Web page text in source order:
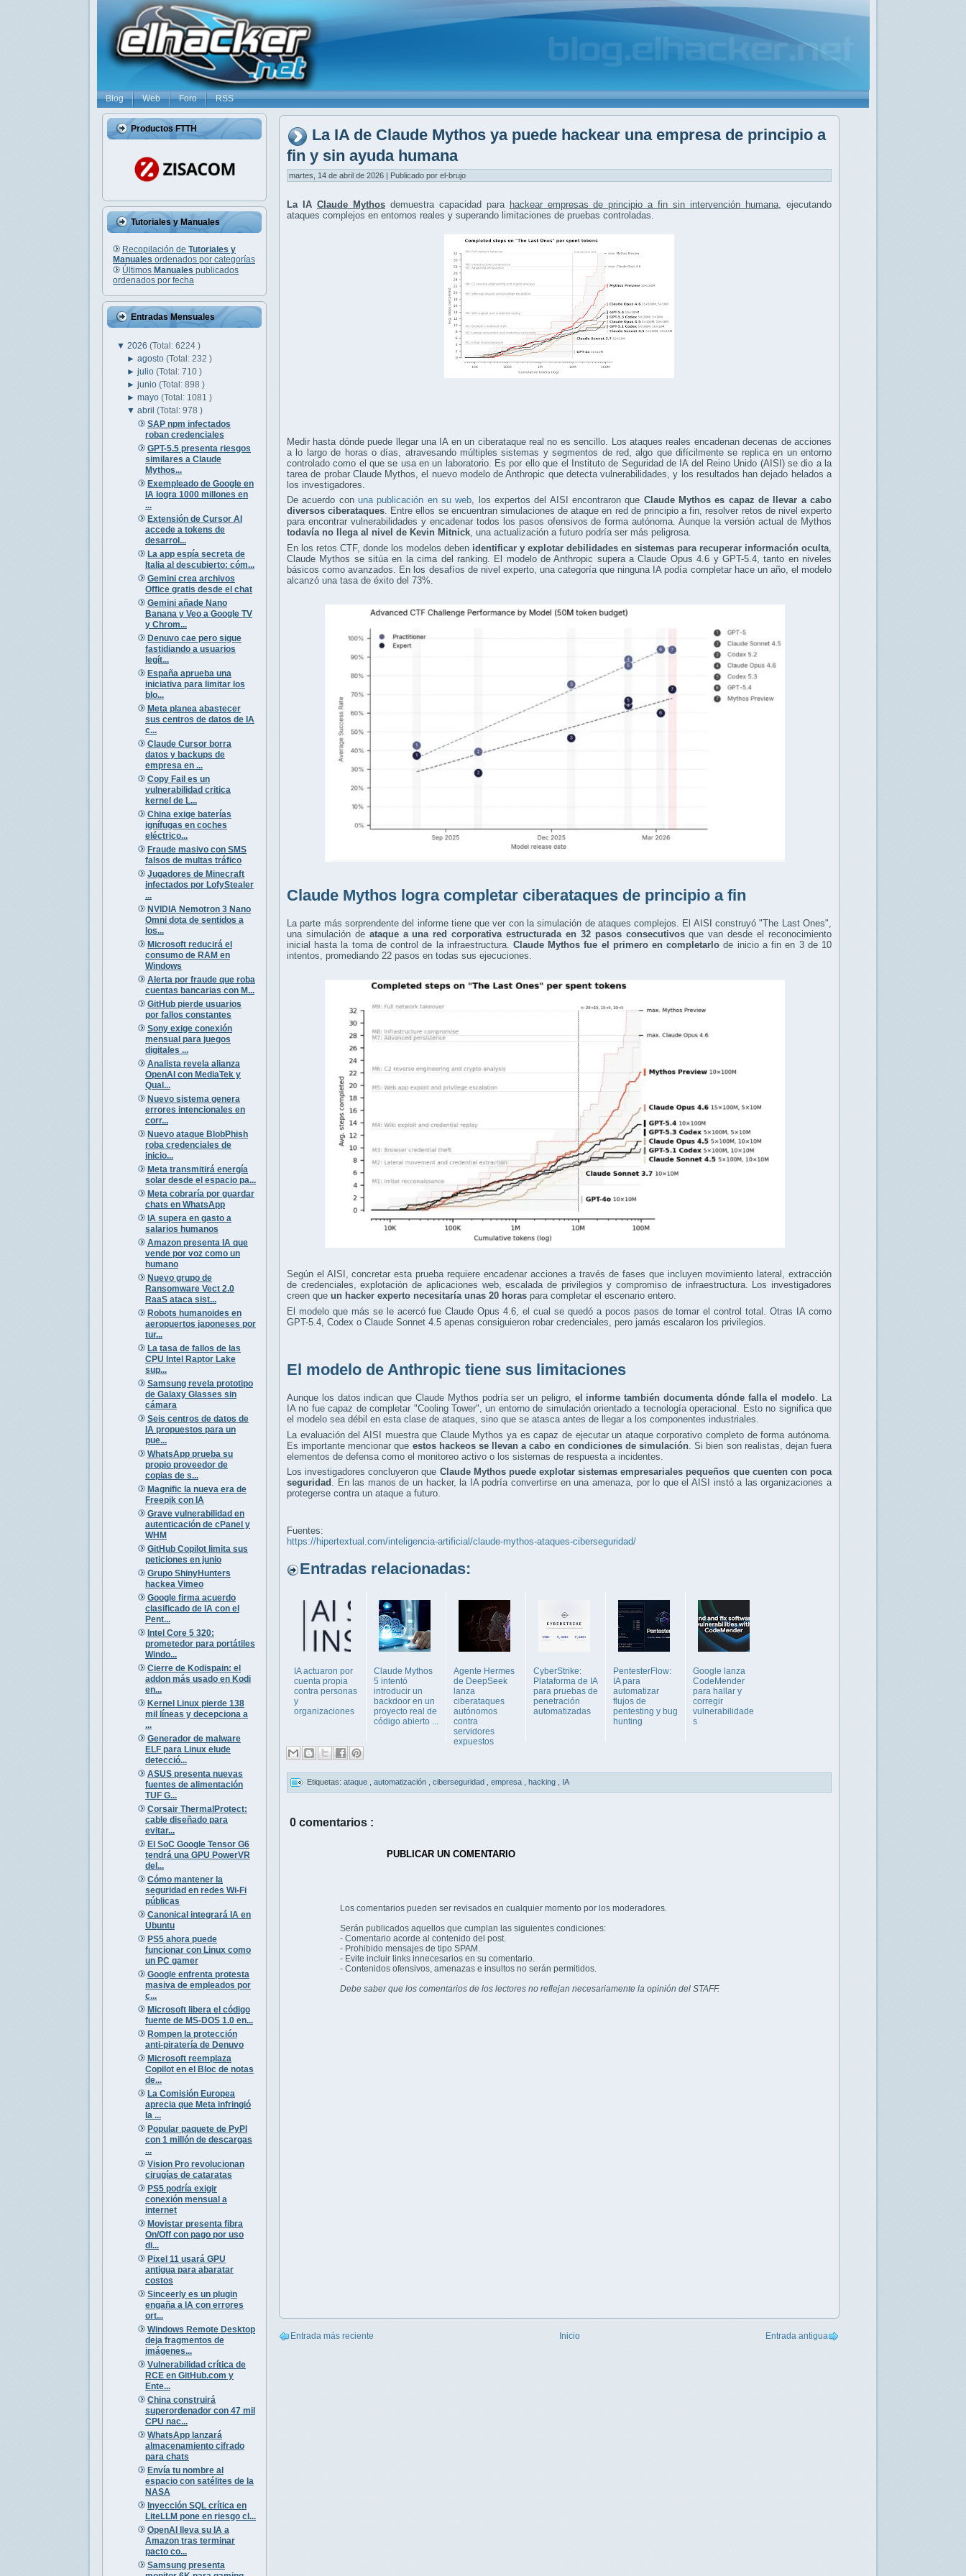
Blog Web Foro RSS
Productos FTTH
Tutoriales y Manuales
Recopilación de Tutoriales y
Manuales ordenados por categorías
Últimos Manuales publicados
ordenados por fecha
Entradas Mensuales
▼ 2026 (Total: 6224 )
►agosto(Total: 232 )
►julio(Total: 710 )
►junio(Total: 898 )
►mayo(Total: 1081 )
▼abril(Total: 978 )
SAP npm infectados
roban credenciales
GPT-5.5 presenta riesgos
similares a Claude
Mythos...
Exempleado de Google en
IA logra 1000 millones en
...
Extensión de Cursor AI
accede a tokens de
desarrol...
La app espía secreta de
Italia al descubierto: cóm...
Gemini crea archivos
Office gratis desde el chat
Gemini añade Nano
Banana y Veo a Google TV
y Chrom...
Denuvo cae pero sigue
fastidiando a usuarios
legít...
España aprueba una
iniciativa para limitar los
blo...
Meta planea abastecer
sus centros de datos de IA
c...
Claude Cursor borra
datos y backups de
empresa en ...
Copy Fail es un
vulnerabilidad critica
kernel de L...
China exige baterías
ignífugas en coches
eléctrico...
Fraude masivo con SMS
falsos de multas tráfico
Jugadores de Minecraft
infectados por LofyStealer
...
NVIDIA Nemotron 3 Nano
Omni dota de sentidos a
los...
Microsoft reducirá el
consumo de RAM en
Windows
Alerta por fraude que roba
cuentas bancarias con M...
GitHub pierde usuarios
por fallos constantes
Sony exige conexión
mensual para juegos
digitales ...
Analista revela alianza
OpenAI con MediaTek y
Qual...
Nuevo sistema genera
errores intencionales en
corr...
Nuevo ataque BlobPhish
roba credenciales de
inicio...
Meta transmitirá energía
solar desde el espacio pa...
Meta cobraría por guardar
chats en WhatsApp
IA supera en gasto a
salarios humanos
Amazon presenta IA que
vende por voz como un
humano
Nuevo grupo de
Ransomware Vect 2.0
RaaS ataca sist...
Robots humanoides en
aeropuertos japoneses por
tur...
La tasa de fallos de las
CPU Intel Raptor Lake
sup...
Samsung revela prototipo
de Galaxy Glasses sin
cámara
Seis centros de datos de
IA propuestos para un
pue...
WhatsApp prueba su
propio proveedor de
copias de s...
Magnific la nueva era de
Freepik con IA
Grave vulnerabilidad en
autenticación de cPanel y
WHM
GitHub Copilot limita sus
peticiones en junio
Grupo ShinyHunters
hackea Vimeo
Google firma acuerdo
clasificado de IA con el
Pent...
Intel Core 5 320:
prometedor para portátiles
Windo...
Cierre de Kodispain: el
addon más usado en Kodi
en...
Kernel Linux pierde 138
mil líneas y decepciona a
...
Generador de malware
ELF para Linux elude
detecció...
ASUS presenta nuevas
fuentes de alimentación
TUF G...
Corsair ThermalProtect:
cable diseñado para
evitar...
El SoC Google Tensor G6
tendrá una GPU PowerVR
del...
Cómo mantener la
seguridad en redes Wi-Fi
públicas
Canonical integrará IA en
Ubuntu
PS5 ahora puede
funcionar con Linux como
un PC gamer
Google enfrenta protesta
masiva de empleados por
c...
Microsoft libera el código
fuente de MS-DOS 1.0 en...
Rompen la protección
anti-piratería de Denuvo
Microsoft reemplaza
Copilot en el Bloc de notas
de...
La Comisión Europea
aprecia que Meta infringió
la ...
Popular paquete de PyPI
con 1 millón de descargas
...
Vision Pro revolucionan
cirugías de cataratas
PS5 podría exigir
conexión mensual a
internet
Movistar presenta fibra
On/Off con pago por uso
di...
Pixel 11 usará GPU
antigua para abaratar
costos
Sinceerly es un plugin
engaña a IA con errores
ort...
Windows Remote Desktop
deja fragmentos de
imágenes...
Vulnerabilidad crítica de
RCE en GitHub.com y
Ente...
China construirá
superordenador con 47 mil
CPU nac...
WhatsApp lanzará
almacenamiento cifrado
para chats
Envía tu nombre al
espacio con satélites de la
NASA
Inyección SQL crítica en
LiteLLM pone en riesgo cl...
OpenAI lleva su IA a
Amazon tras terminar
pacto co...
Samsung presenta
La IA de Claude Mythos ya puede hackear una empresa de principio a
fin y sin ayuda humana
martes, 14 de abril de 2026 | Publicado por el-brujo
La IA Claude Mythosdemuestra capacidad para hackear empresas de principio a fin sin intervención humana , ejecutando
ataques complejos en entornos reales y superando limitaciones de pruebas controladas.
Medir hasta dónde puede llegar una IA en un ciberataque real no es sencillo. Los ataques reales encadenan decenas de acciones
a lo largo de horas o días, atravesando múltiples sistemas y segmentos de red, algo que difícilmente se replica en un entorno
controlado como el que se usa en un laboratorio. Es por ello que el Instituto de Seguridad de IA del Reino Unido (AISI) se dio a la
tarea de probar Claude Mythos, el nuevo modelo de Anthropic que detecta vulnerabilidades, y los resultados han dejado helados a
los investigadores.
De acuerdo con una publicación en su web, los expertos del AISI encontraron que Claude Mythos es capaz de llevar a cabo
diversos ciberataques. Entre ellos se encuentran simulaciones de ataque en red de principio a fin, resolver retos de nivel experto
para encontrar vulnerabilidades y encadenar todos los pasos ofensivos de forma autónoma. Aunque la versión actual de Mythos
todavía no llega al nivel de Kevin Mitnick, una actualización a futuro podría ser más peligrosa.
En los retos CTF, donde los modelos deben identificar y explotar debilidades en sistemas para recuperar información oculta
Claude Mythos se sitúa en la cima del ranking. El modelo de Anthropic supera a Claude Opus 4.6 y GPT-5.4, tanto en niveles
básicos como avanzados. En los desafíos de nivel experto, una categoría que ninguna IA podía completar hace un año, el modelo
alcanzó una tasa de éxito del 73%.
Claude Mythos logra completar ciberataques de principio a fin
La parte más sorprendente del informe tiene que ver con la simulación de ataques complejos. El AISI construyó "The Last Ones",
una simulación de ataque a una red corporativa estructurada en 32 pasos consecutivosque van desde el reconocimiento
inicial hasta la toma de control de la infraestructura. Claude Mythos fue el primero en completarlo de inicio a fin en 3 de 10
intentos, promediando 22 pasos en todas sus ejecuciones.
Según el AISI, concretar esta prueba requiere encadenar acciones a través de fases que incluyen movimiento lateral, extracción
de credenciales, explotación de aplicaciones web, escalada de privilegios y compromiso de infraestructura. Los investigadores
creen que un hacker experto necesitaría unas 20 horas para completar el escenario entero.
El modelo que más se le acercó fue Claude Opus 4.6, el cual se quedó a pocos pasos de tomar el control total. Otras IA como
GPT-5.4, Codex o Claude Sonnet 4.5 apenas consiguieron robar credenciales, pero jamás escalaron los privilegios.
El modelo de Anthropic tiene sus limitaciones
Aunque los datos indican que Claude Mythos podría ser un peligro, el informe también documenta dónde falla el modelo. La
IA no fue capaz de completar "Cooling Tower", un entorno de simulación orientado a tecnología operacional. Esto no significa que
el modelo sea débil en esta clase de ataques, sino que se atasca antes de llegar a los componentes industriales.
La evaluación del AISI muestra que Claude Mythos ya es capaz de ejecutar un ataque corporativo completo de forma autónoma.
Es importante mencionar que estos hackeos se llevan a cabo en condiciones de simulación . Si bien son realistas, dejan fuera
elementos de defensa como el monitoreo activo o los sistemas de respuesta a incidentes.
Los investigadores concluyeron que Claude Mythos puede explotar sistemas empresariales pequeños que cuenten con poca
seguridad . En las manos de un hacker, la IA podría convertirse en una amenaza, por lo que el AISI instó a las organizaciones a
protegerse contra un ataque a futuro.
Fuentes:
https://hipertextual.com/inteligencia-artificial/claude-mythos-ataques-ciberseguridad/
Entradas relacionadas:
IA actuaron por
cuenta propia
contra personas
y
organizaciones
Claude Mythos
5 intentó
introducir un
backdoor en un
proyecto real de
código abierto ...
Agente Hermes
de DeepSeek
lanza
ciberataques
autónomos
contra
servidores
expuestos
CyberStrike:
Plataforma de IA
para pruebas de
penetración
automatizadas
PentesterFlow:
IA para
automatizar
flujos de
pentesting y bug
hunting
Google lanza
CodeMender
para hallar y
corregir
vulnerabilidade
s
Etiquetas: ataque automatización ciberseguridad empresa hacking IA
0 comentarios :
PUBLICAR UN COMENTARIO
Los comentarios pueden ser revisados en cualquier momento por los moderadores.
Serán publicados aquellos que cumplan las siguientes condiciones:
- Comentario acorde al contenido del post.
- Prohibido mensajes de tipo SPAM.
- Evite incluir links innecesarios en su comentario.
- Contenidos ofensivos, amenazas e insultos no serán permitidos.
Debe saber que los comentarios de los lectores no reflejan necesariamente la opinión del STAFF.
Entrada más reciente Entrada antigua
Inicio